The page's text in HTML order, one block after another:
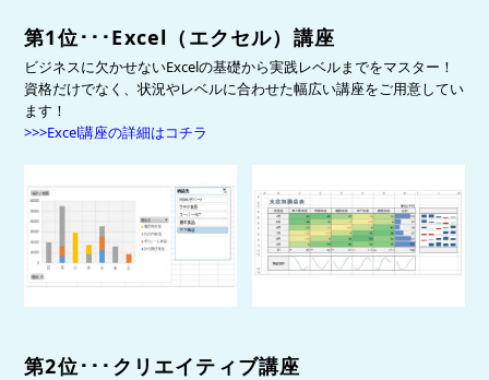
第1位･･･Excel（エクセル）講座
ビジネスに欠かせないExcelの基礎から実践レベルまでをマスター！
資格だけでなく、状況やレベルに合わせた幅広い講座をご用意してい
ます！
>>>Excel講座の詳細はコチラ
第2位･･･ クリエイティブ講座